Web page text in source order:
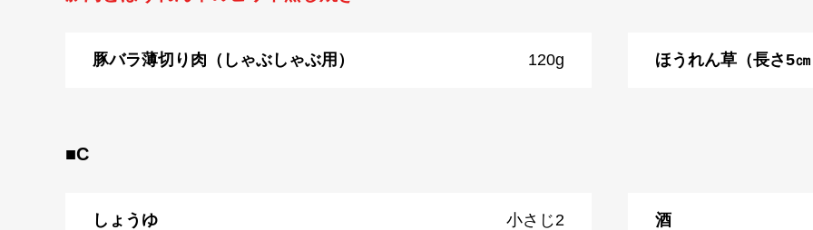
豚バラ薄切り肉（しゃぶしゃぶ用） 120g ほうれん草（長さ5㎝
■C
しょうゆ 小さじ2 酒